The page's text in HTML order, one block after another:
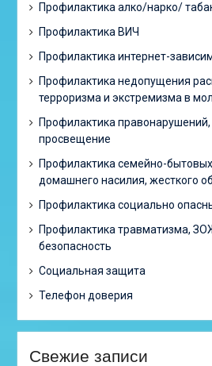
Профилактика алко/нарко/
Профилактика ВИЧ
Профилактика интернет-
Профилактика недопущения
терроризма и экстремизма в
Профилактика
просвещение
Профилактика семейно-
домашнего насилия, жесткого
Профилактика социально
Профилактика травматизма,
безопасность
Социальная защита
Телефон доверия
Свежие записи